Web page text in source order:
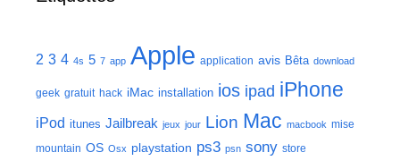
2 3 4 4s 5 7 app Apple application avis Bêta download
geek gratuit hack iMac installation ios ipad iPhone
iPod itunes Jailbreak jeux jour Lion Mac macbook mise
mountain OS Osx playstation ps3 psn sony store